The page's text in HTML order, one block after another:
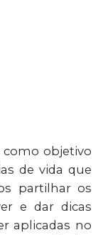
objetivo
de vida que
partilhar os
e dar dicas
aplicadas no